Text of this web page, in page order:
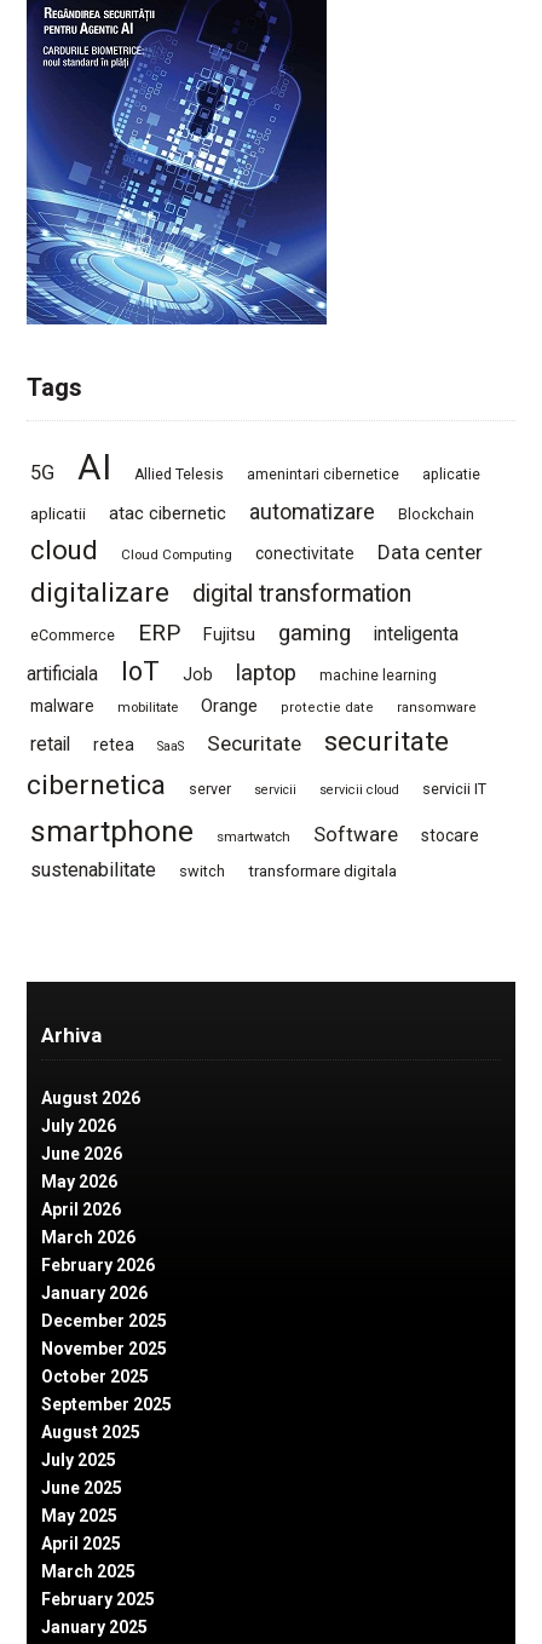
Tags
5G AI Allied Telesis amenintari cibernetice aplicatie
aplicatii atac cibernetic automatizare Blockchain
cloud Cloud Computing conectivitate Data center
digitalizare digital transformation
eCommerce ERP Fujitsu gaming
inteligenta
artificiala
IoT Job laptop machine learning
malware mobilitate Orange protectie date ransomware
retail retea SaaS Securitate
securitate
cibernetica
server servicii servicii cloud servicii IT
smartphone smartwatch Software stocare
sustenabilitate switch transformare digitala
Arhiva
August 2026
July 2026
June 2026
May 2026
April 2026
March 2026
February 2026
January 2026
December 2025
November 2025
October 2025
September 2025
August 2025
July 2025
June 2025
May 2025
April 2025
March 2025
February 2025
January 2025